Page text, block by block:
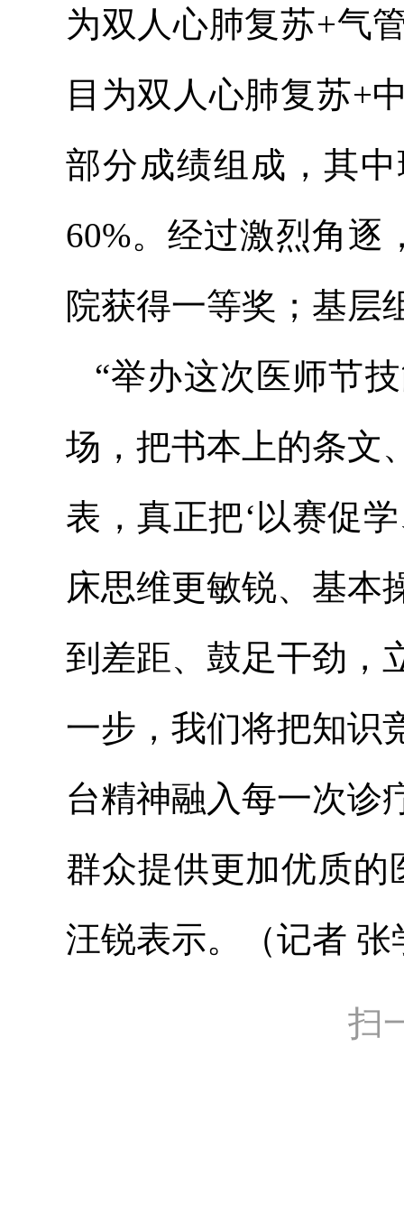
为双人心肺复苏+气
目为双人心肺复苏+
部分成绩组成，其
60%。经过激烈角逐
院获得一等奖；基层
“举办这次医师节
场，把书本上的条文
表，真正把‘以赛促
床思维更敏锐、基本
到差距、鼓足干劲，
一步，我们将把知识
台精神融入每一次诊
群众提供更加优质的
汪锐表示。（记者 张
扫